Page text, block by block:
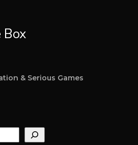
Box
& Serious Games